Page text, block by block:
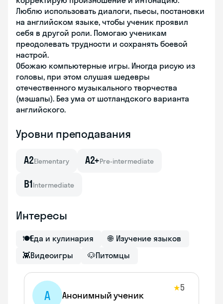
Люблю использовать диалоги, пьесы, постановки
на английском языке, чтобы ученик проявил
себя в другой роли. Помогаю ученикам
преодолевать трудности и сохранять боевой
настрой.
Обожаю компьютерные игры. Иногда рисую из
головы, при этом слушая шедевры
отечественного музыкального творчества
(мэшапы). Без ума от шотландского варианта
английского.
Уровни преподавания
A2Elementary A2+Pre-intermediate
B1Intermediate
Интересы
🍽Еда и кулинария 🌐 Изучение языков
👾Видеоигры 🐶Питомцы
А Анонимный ученик
★5